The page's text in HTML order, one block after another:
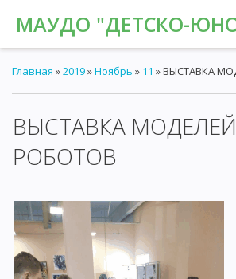
МАУДО "ДЕТСКО-
Главная »2019»Ноябрь » 11 » ВЫСТАВКА
ВЫСТАВКА МОДЕЛЕЙ
РОБОТОВ